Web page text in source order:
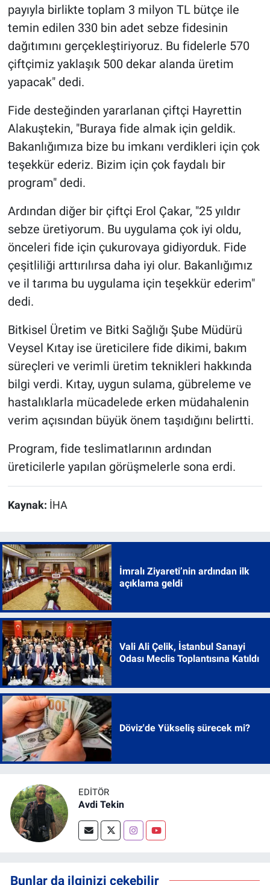
payıyla birlikte toplam 3 milyon TL bütçe ile
temin edilen 330 bin adet sebze fidesinin
dağıtımını gerçekleştiriyoruz. Bu fidelerle 570
çiftçimiz yaklaşık 500 dekar alanda üretim
yapacak" dedi.
Fide desteğinden yararlanan çiftçi Hayrettin
Alakuştekin, "Buraya fide almak için geldik.
Bakanlığımıza bize bu imkanı verdikleri için çok
teşekkür ederiz. Bizim için çok faydalı bir
program" dedi.
Ardından diğer bir çiftçi Erol Çakar, "25 yıldır
sebze üretiyorum. Bu uygulama çok iyi oldu,
önceleri fide için çukurovaya gidiyorduk. Fide
çeşitliliği arttırılırsa daha iyi olur. Bakanlığımız
ve il tarıma bu uygulama için teşekkür ederim"
dedi.
Bitkisel Üretim ve Bitki Sağlığı Şube Müdürü
Veysel Kıtay ise üreticilere fide dikimi, bakım
süreçleri ve verimli üretim teknikleri hakkında
bilgi verdi. Kıtay, uygun sulama, gübreleme ve
hastalıklarla mücadelede erken müdahalenin
verim açısından büyük önem taşıdığını belirtti.
Program, fide teslimatlarının ardından
üreticilerle yapılan görüşmelerle sona erdi.
Kaynak: İHA
İmralı Ziyareti’nin ardından ilk
açıklama geldi
Vali Ali Çelik, İstanbul Sanayi
Odası Meclis Toplantısına Katıldı
Döviz'de Yükseliş sürecek mi?
EDITÖR
Avdi Tekin
Bunlar da ilginizi çekebilir